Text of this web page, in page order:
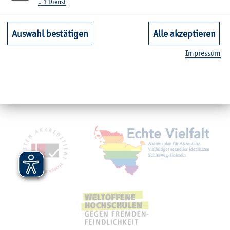
Mit­glied­schaf­ten,
↓ 1 Dienst
Auswahl bestätigen Alle akzeptieren
Im­pres­sum